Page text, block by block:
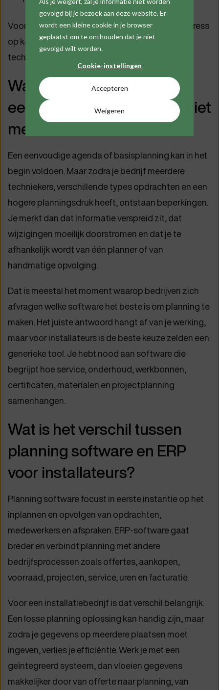
gevolgd bij je bezoek aan deze website. Er
wordt een kleine cookie in je browser
geplaatst om te onthouden dat je niet
gevolgd wilt worden.
Cookie-instellingen
Accepteren
Weigeren
Voor veel bedrijven vertaalt zich dat in minder stress
op kantoor, een duidelijkere werkdag voor
techniekers en een betere service naar klanten.
Wanneer volstaat een
eenvoudige planning tool niet
meer?
Een eenvoudige agenda of basisplanning kan in het
begin voldoen. Maar zodra je bedrijf meerdere
techniekers, verschillende types opdrachten en een
hogere planningsdruk heeft, ontstaan beperkingen.
Je merkt dan dat informatie verspreid zit, dat
wijzigingen moeilijk doorstromen en dat je te
afhankelijk wordt van één planner of van
handmatige opvolging.
Dat is meestal het moment waarop bedrijven zich
afvragen welke software het beste is om planning te
maken. Het juiste antwoord hangt af van je werking,
maar voor installateurs is de beste keuze zelden een
generieke tool. Je hebt nood aan software die
begrijpt hoe service, onderhoud, werkbonnen,
certificaten, materialen en projectplanning
samenhangen.
Wat is het verschil tussen
planning software en ERP
voor installateurs?
Planning software focust in eerste instantie op het
inplannen en opvolgen van opdrachten,
medewerkers en afspraken. ERP-software gaat
breder en verbindt planning met andere
bedrijfsprocessen zoals offertes, aankopen,
voorraad, projecten, service, uren en facturatie.
Voor een installatiebedrijf is dat verschil belangrijk.
Een losse planning oplossing kan handig zijn, maar
zodra je gegevens op meerdere plaatsen moet
ingeven, verlies je efficiëntie. Werk je met een
geïntegreerd systeem, dan vloeien gegevens
makkelijker door van offerte naar planning, van